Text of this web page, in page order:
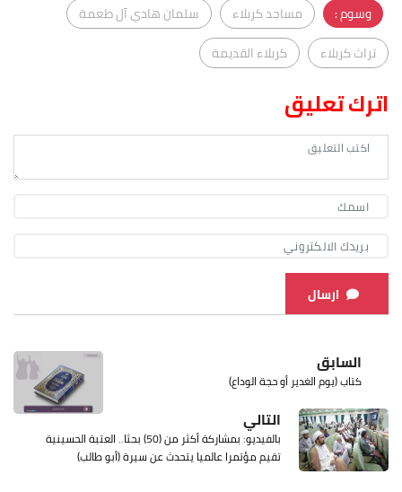
وسوم : مساجد كربلاء
سلمان هادي آل طعمة
تراث كربلاء
كربلاء القديمة
اترك تعليق
ارسال
السابق
كتاب (يوم الغدير أو حجة الوداع)
التالي
بالفيديو: بمشاركة أكثر من (50) بحثا.. العتبة الحسينية
تقيم مؤتمرا عالميا يتحدث عن سيرة (أبو طالب)